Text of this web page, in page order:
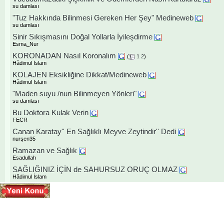
su damlası
"Tuz Hakkında Bilinmesi Gereken Her Şey" Medineweb
su damlası
Sinir Sıkışmasını Doğal Yollarla İyileşdirme
Esma_Nur
KORONADAN Nasıl Koronalım ( 1 2)
Hâdimul İslam
KOLAJEN Eksikliğine Dikkat/Medineweb
Hâdimul İslam
"Maden suyu /nun Bilinmeyen Yönleri"
su damlası
Bu Doktora Kulak Verin
FECR
Canan Karatay'' En Sağlıklı Meyve Zeytindir'' Dedi
nurşen35
Ramazan ve Sağlık
Esadullah
SAĞLIĞINIZ İÇİN de SAHURSUZ ORUÇ OLMAZ
Hâdimul İslam